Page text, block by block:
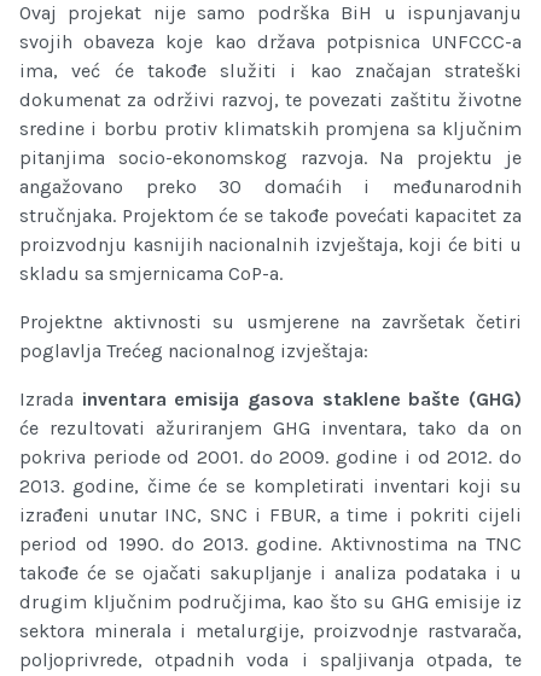
Ovaj projekat nije samo podrška BiH u ispunjavanju
svojih obaveza koje kao država potpisnica UNFCCC-a
ima, već će takođe služiti i kao značajan strateški
dokumenat za održivi razvoj, te povezati zaštitu životne
sredine i borbu protiv klimatskih promjena sa ključnim
pitanjima socio-ekonomskog razvoja. Na projektu je
angažovano preko 30 domaćih i međunarodnih
stručnjaka. Projektom će se takođe povećati kapacitet za
proizvodnju kasnijih nacionalnih izvještaja, koji će biti u
skladu sa smjernicama CoP-a.
Projektne aktivnosti su usmjerene na završetak četiri
poglavlja Trećeg nacionalnog izvještaja:
Izrada inventara emisija gasova staklene bašte (GHG)
će rezultovati ažuriranjem GHG inventara, tako da on
pokriva periode od 2001. do 2009. godine i od 2012. do
2013. godine, čime će se kompletirati inventari koji su
izrađeni unutar INC, SNC i FBUR, a time i pokriti cijeli
period od 1990. do 2013. godine. Aktivnostima na TNC
takođe će se ojačati sakuplјanje i analiza podataka i u
drugim klјučnim područjima, kao što su GHG emisije iz
sektora minerala i metalurgije, proizvodnje rastvarača,
polјoprivrede, otpadnih voda i spalјivanja otpada, te